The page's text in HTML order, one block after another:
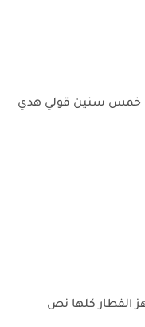
خمس سنين قولي هدي
الفطار كلها نص